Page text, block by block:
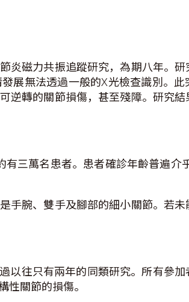
炎磁力共振追蹤研究，為期八年。
展無法透過一般的X光檢查識別。
逆轉的關節損傷，甚至殘障。研究
三萬名患者。患者確診年齡普遍介
腕、雙手及腳部的細小關節。若未
以往只有兩年的同類研究。所有參加
性關節的損傷。